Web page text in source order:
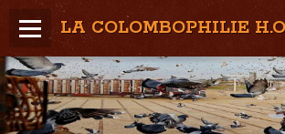
LA COLOMBOPHILIE
Home
Météo / Het weer